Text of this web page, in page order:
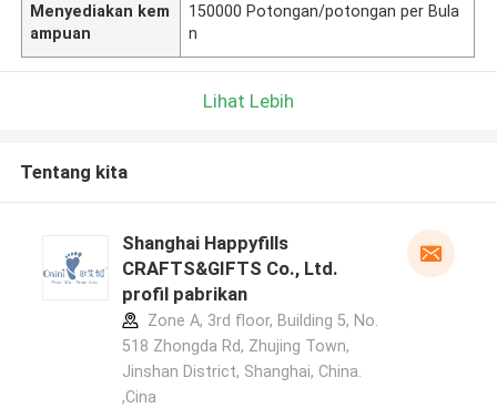
Menyediakan kem
ampuan
150000 Potongan/potongan per Bula
n
Lihat Lebih
Tentang kita
Shanghai Happyfills
CRAFTS&GIFTS Co., Ltd.
profil pabrikan
Zone A, 3rd floor, Building 5, No.
518 Zhongda Rd, Zhujing Town,
Jinshan District, Shanghai, China.
,Cina